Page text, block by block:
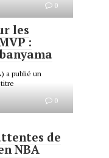
0
les
:
a publié un
0
de
NBA